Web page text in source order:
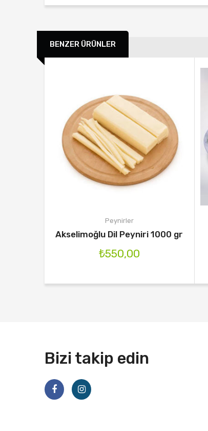
BENZER ÜRÜNLER
Peynirler
Akselimoğlu Dil Peyniri 1000 gr
₺550,00
Bizi takip edin